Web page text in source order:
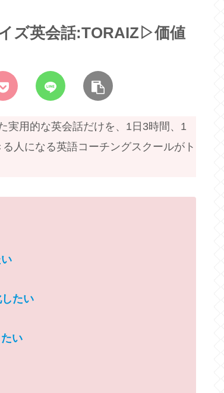
ズ英会話:TORAIZ▷価値
実用的な英会話だけを、1日3時間、1
人になる英語コーチングスクールがト
たい
たい